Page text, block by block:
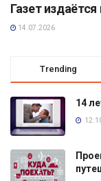
Газет
14.07.2026
Trending
14